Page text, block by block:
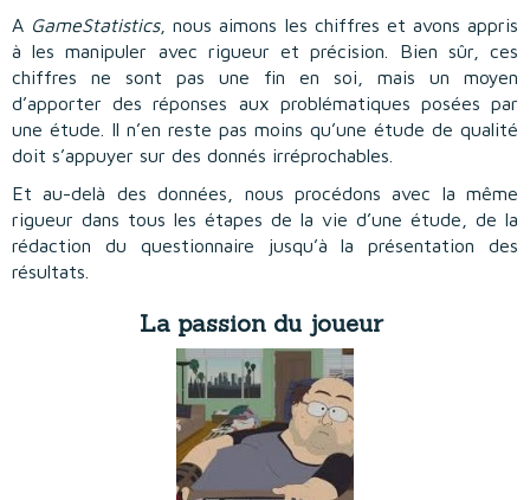
Contact
A GameStatistics, nous aimons les chiffres et avons appris
à les manipuler avec rigueur et précision. Bien sûr, ces
chiffres ne sont pas une fin en soi, mais un moyen
d’apporter des réponses aux problématiques posées par
une étude. Il n’en reste pas moins qu’une étude de qualité
doit s’appuyer sur des donnés irréprochables.
Et au-delà des données, nous procédons avec la même
rigueur dans tous les étapes de la vie d’une étude, de la
rédaction du questionnaire jusqu’à la présentation des
résultats.
La passion du joueur